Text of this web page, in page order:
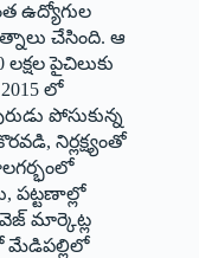
ఉద్యోగుల
చేసింది. ఆ
పైచిలుకు
లో
పోసుకున్న
నిర్లక్ష్యంతో
పట్టణాల్లో
‌మార్కెట్ల
మేడిపల్లిలో